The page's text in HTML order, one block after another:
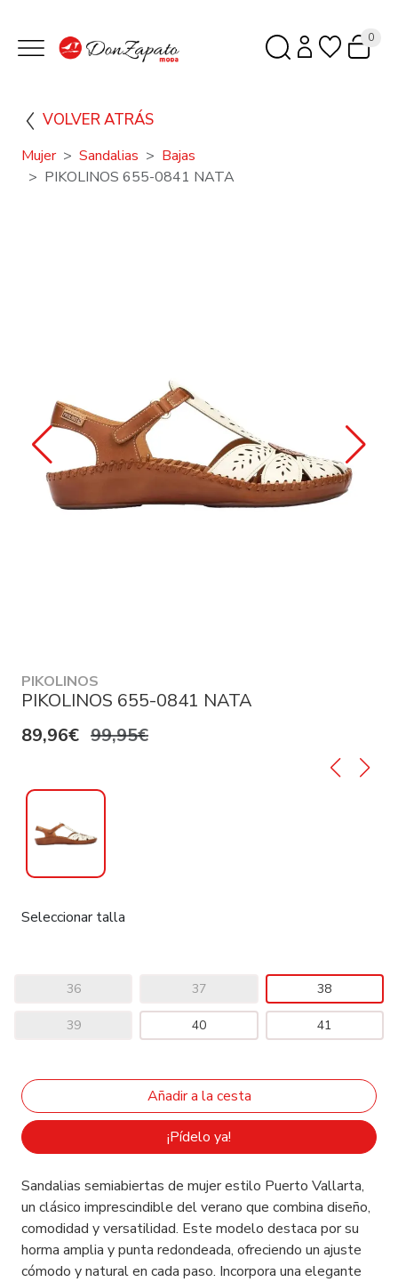
0
VOLVER ATRÁS
Mujer Sandalias
Bajas
PIKOLINOS 655-0841 NATA
PIKOLINOS
PIKOLINOS 655-0841 NATA
89,96€ 99,95€
Seleccionar talla
36 37 38
39 40 41
¡Pídelo ya!
Sandalias semiabiertas de mujer estilo Puerto Vallarta,
un clásico imprescindible del verano que combina diseño,
comodidad y versatilidad. Este modelo destaca por su
horma amplia y punta redondeada, ofreciendo un ajuste
cómodo y natural en cada paso. Incorpora una elegante